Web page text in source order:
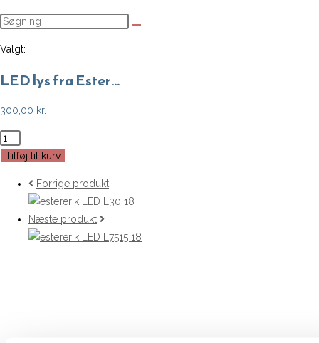
Valgt:
LED lys fra Ester…
300,00 kr.
LED
lysTilføj til kurv
Forrige produkt
Næste produkt